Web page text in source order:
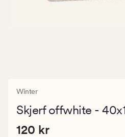
Winter
Skjerf offwhite -
Pris
Pris 120 kr
120 kr